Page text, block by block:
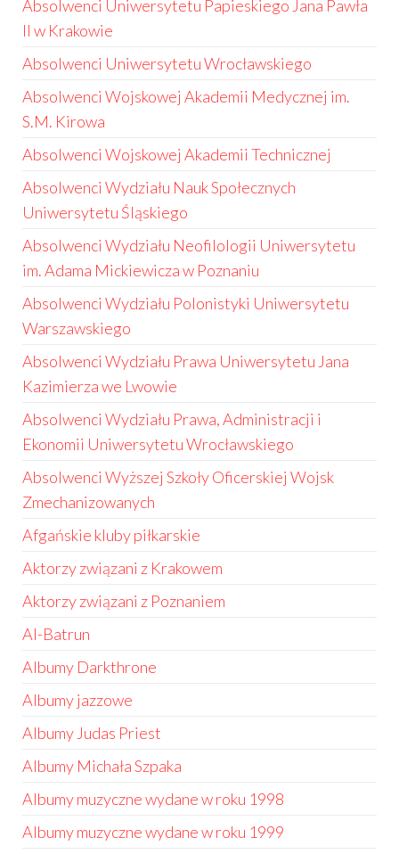
Absolwenci Uniwersytetu Papieskiego Jana Pawła
II w Krakowie
Absolwenci Uniwersytetu Wrocławskiego
Absolwenci Wojskowej Akademii Medycznej im.
S.M. Kirowa
Absolwenci Wojskowej Akademii Technicznej
Absolwenci Wydziału Nauk Społecznych
Uniwersytetu Śląskiego
Absolwenci Wydziału Neofilologii Uniwersytetu
im. Adama Mickiewicza w Poznaniu
Absolwenci Wydziału Polonistyki Uniwersytetu
Warszawskiego
Absolwenci Wydziału Prawa Uniwersytetu Jana
Kazimierza we Lwowie
Absolwenci Wydziału Prawa, Administracji i
Ekonomii Uniwersytetu Wrocławskiego
Absolwenci Wyższej Szkoły Oficerskiej Wojsk
Zmechanizowanych
Afgańskie kluby piłkarskie
Aktorzy związani z Krakowem
Aktorzy związani z Poznaniem
Al-Batrun
Albumy Darkthrone
Albumy jazzowe
Albumy Judas Priest
Albumy Michała Szpaka
Albumy muzyczne wydane w roku 1998
Albumy muzyczne wydane w roku 1999